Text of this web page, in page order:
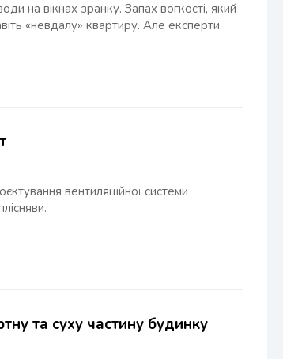
на вікнах зранку. Запах вогкості, який
«невдалу» квартиру. Але експерти
вентиляційної системи
та суху частину будинку